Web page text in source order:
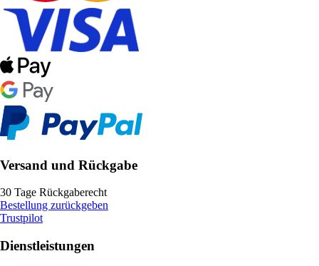
Versand und Rückgabe
30 Tage Rückgaberecht
Bestellung zurückgeben
Trustpilot
Dienstleistungen